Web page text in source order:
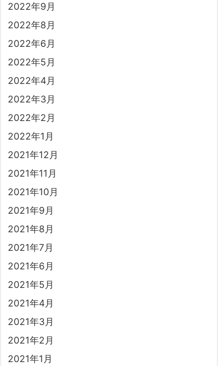
2022年9月
2022年8月
2022年6月
2022年5月
2022年4月
2022年3月
2022年2月
2022年1月
2021年12月
2021年11月
2021年10月
2021年9月
2021年8月
2021年7月
2021年6月
2021年5月
2021年4月
2021年3月
2021年2月
2021年1月